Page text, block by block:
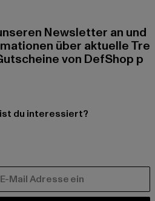
Newsletter an und
über aktuelle Tre
von DefShop p
du interessiert?